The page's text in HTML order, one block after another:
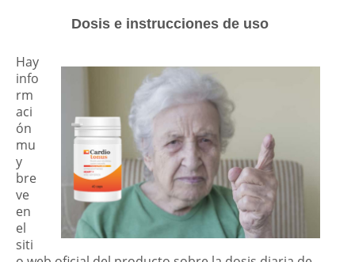
Dosis e instrucciones de uso
Hay
info
rm
aci
ón
mu
y
bre
ve
en
el
siti